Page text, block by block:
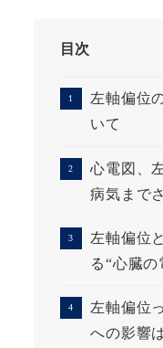
目次
左軸偏位
いて
心電図、
病気まで
左軸偏位
る“心臓
左軸偏位
への影響